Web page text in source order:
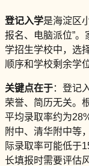
登记入学是海淀区
报名、电脑派位”
学招生学校中，选
顺序和学校剩余学
关键点在于：登记
荣誉、简历无关。
平均录取率约为
附中、清华附中等
际录取率可能低于
长填报时需要评估